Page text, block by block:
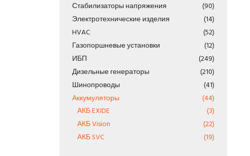
Стабилизаторы напряжения
(90)
Электротехнические изделия
(14)
HVAC
(52)
Газопоршневые установки
(12)
ИБП
(249)
Дизельные генераторы
(210)
Шинопроводы
(41)
Аккумуляторы
(44)
АКБ EXIDE
(3)
АКБ Vision
(22)
АКБ SVC
(19)